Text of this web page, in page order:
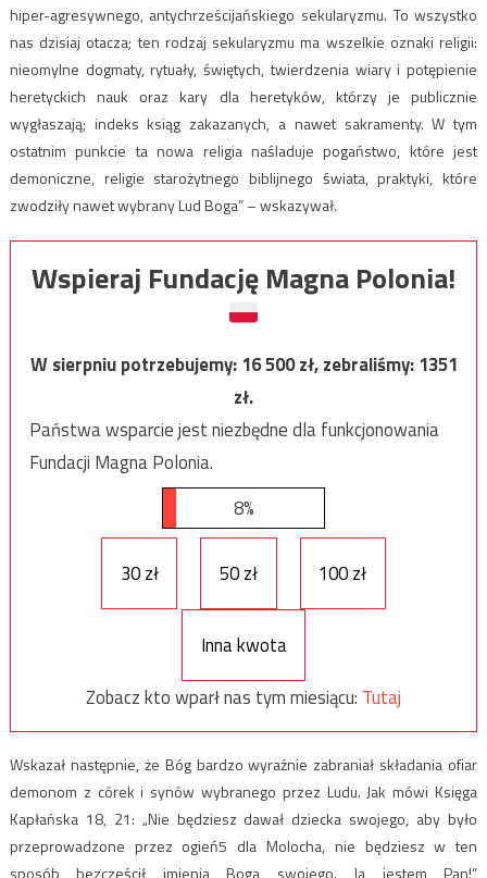
hiper-agresywnego, antychrześcijańskiego sekularyzmu. To wszystko
nas dzisiaj otacza; ten rodzaj sekularyzmu ma wszelkie oznaki religii:
nieomylne dogmaty, rytuały, świętych, twierdzenia wiary i potępienie
heretyckich nauk oraz kary dla heretyków, którzy je publicznie
wygłaszają; indeks ksiąg zakazanych, a nawet sakramenty. W tym
ostatnim punkcie ta nowa religia naśladuje pogaństwo, które jest
demoniczne, religie starożytnego biblijnego świata, praktyki, które
zwodziły nawet wybrany Lud Boga” – wskazywał.
Wspieraj Fundację Magna Polonia!
W sierpniu potrzebujemy:16 500zł, zebraliśmy:1351
zł.
Państwa wsparcie jest niezbędne dla funkcjonowania
Fundacji Magna Polonia.
8%
30 zł 50 zł 100 zł
Inna kwota
Zobacz kto wparł nas tym miesiącu: Tutaj
Wskazał następnie, że Bóg bardzo wyraźnie zabraniał składania ofiar
demonom z córek i synów wybranego przez Ludu. Jak mówi Księga
Kapłańska 18, 21: „Nie będziesz dawał dziecka swojego, aby było
przeprowadzone przez ogień5 dla Molocha, nie będziesz w ten
sposób bezcześcił imienia Boga swojego. Ja jestem Pan!”